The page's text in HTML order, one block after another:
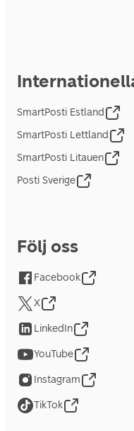
SmartPosti Estland
SmartPosti Lettland
SmartPosti Litauen
Posti Sverige
Följ oss
Facebook
X
LinkedIn
YouTube
Instagram
TikTok